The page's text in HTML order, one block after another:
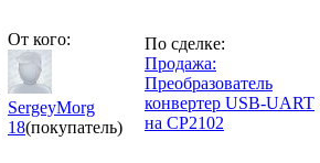
От кого:
SergeyMorg
18(покупатель)
По сделке:
Продажа:
Преобразователь
конвертер USB-UART
на CP2102